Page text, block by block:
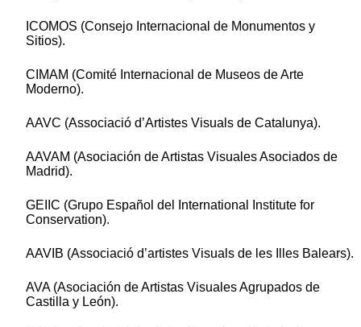
ICOMOS (Consejo Internacional de Monumentos y
Sitios).
CIMAM (Comité Internacional de Museos de Arte
Moderno).
AAVC (Associació d’Artistes Visuals de Catalunya).
AAVAM (Asociación de Artistas Visuales Asociados de
Madrid).
GEIIC (Grupo Español del International Institute for
Conservation).
AAVIB (Associació d’artistes Visuals de les Illes Balears).
AVA (Asociación de Artistas Visuales Agrupados de
Castilla y León).